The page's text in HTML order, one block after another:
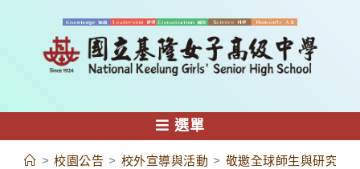
容
選單
> 校園公告 > 校外宣導與活動 > 敬邀全球師生與研究人